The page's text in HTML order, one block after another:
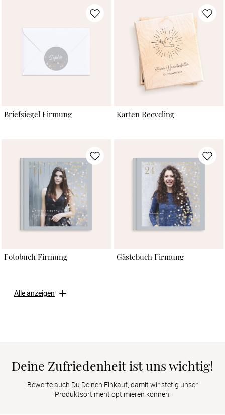
Briefsiegel Firmung Karten Recycling
Fotobuch Firmung Gästebuch Firmung
Alle anzeigen
Deine Zufriedenheit ist uns wichtig!
Bewerte auch Du Deinen Einkauf, damit wir stetig unser
Produktsortiment optimieren können.